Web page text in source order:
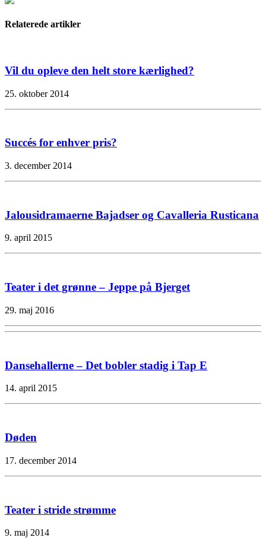
Relaterede artikler
Vil du opleve den helt store kærlighed?
25. oktober 2014
Succés for enhver pris?
3. december 2014
Jalousidramaerne Bajadser og Cavalleria Rusticana
9. april 2015
Teater i det grønne – Jeppe på Bjerget
29. maj 2016
Dansehallerne – Det bobler stadig i Tap E
14. april 2015
Døden
17. december 2014
Teater i stride strømme
9. maj 2014